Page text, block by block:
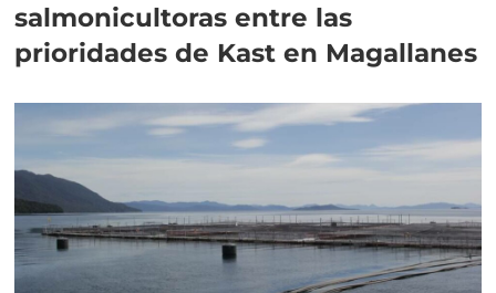
salmonicultoras entre las
prioridades de Kast en Magallanes